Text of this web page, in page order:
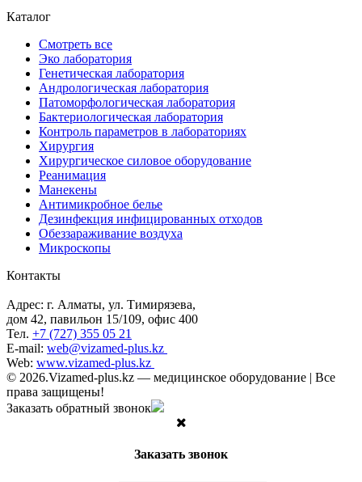
Каталог
Смотреть все
Эко лаборатория
Генетическая лаборатория
Андрологическая лаборатория
Патоморфологическая лаборатория
Бактериологическая лаборатория
Контроль параметров в лабораториях
Хирургия
Хирургическое силовое оборудование
Реанимация
Манекены
Антимикробное белье
Дезинфекция инфицированных отходов
Обеззараживание воздуха
Микроскопы
Контакты
Адрес: г. Алматы, ул. Тимирязева,
дом 42, павильон 15/109, офис 400
Тел. +7 (727) 355 05 21
E-mail: web@vizamed-plus.kz
Web: www.vizamed-plus.kz
© 2026.Vizamed-plus.kz — медицинское оборудование | Все
права защищены!
Заказать обратный звонок
Заказать звонок